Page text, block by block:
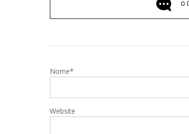
0
Nome*
Website